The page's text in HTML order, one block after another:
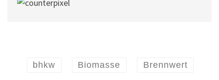
bhkw Biomasse Brennwert